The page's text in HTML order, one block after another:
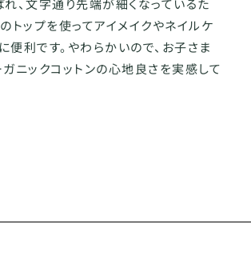
、文字通り先端が細くなっているた
トップを使ってアイメイクやネイルケ
利です。やわらかいので、お子さま
ニックコットンの心地良さを実感して